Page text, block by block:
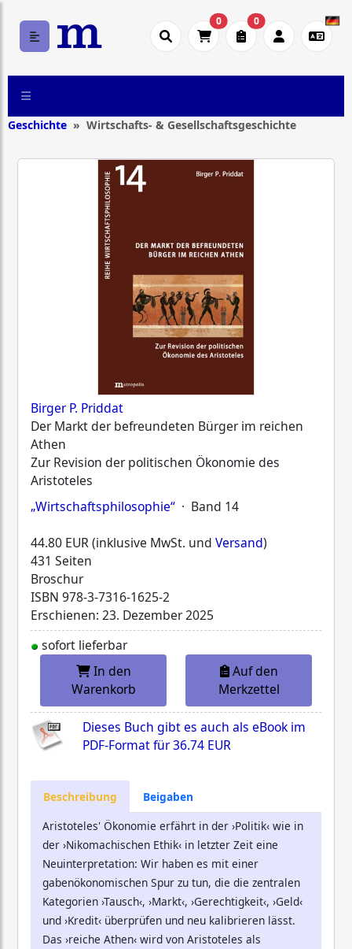
0 0
Geschichte Wirtschafts- & Gesellschaftsgeschichte
Birger P. Priddat
Der Markt der befreundeten Bürger im reichen
Athen
Zur Revision der politischen Ökonomie des
Aristoteles
„Wirtschaftsphilosophie“ · Band 14
44.80 EUR (inklusive MwSt. und Versand)
431 Seiten
Broschur
ISBN 978-3-7316-1625-2
Erschienen: 23. Dezember 2025
sofort lieferbar
In den
Warenkorb
Auf den
Merkzettel
Dieses Buch gibt es auch als eBook im
PDF-Format für36.74 EUR
Beschreibung
Beigaben
Aristoteles' Ökonomie erfährt in der ›Politik‹ wie in
der ›Nikomachischen Ethik‹ in letzter Zeit eine
Neuinterpretation: Wir haben es mit einer
gabenökonomischen Spur zu tun, die die zentralen
Kategorien ›Tausch‹, ›Markt‹, ›Gerechtigkeit‹, ›Geld‹
und ›Kredit‹ überprüfen und neu kalibrieren lässt.
Das ›reiche Athen‹ wird von Aristoteles als